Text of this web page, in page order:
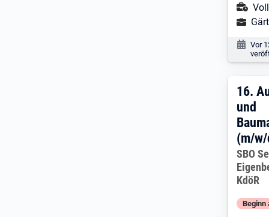
Vor
16.
16.
und
(m/
SBO
KdöR
Beginn